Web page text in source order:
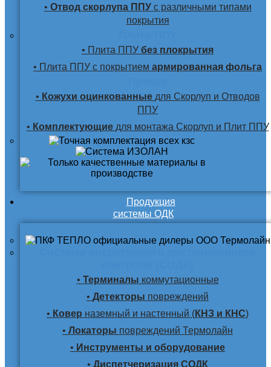
• Отвод скорлупа ППУс различными типами
покрытия
• Плита ППУ без плокрытия
• Плита ППУ с покрытием армированная фольга
• Кожухи оцинкованные для Скорлуп и Отводов
ППУ
• Комплектующие для монтажа Скорлуп и Плит ППУ
Продукция
системы ОДК
• Терминалы коммутационные
• Детекторы повреждений
• Ковер наземный и настенный (КНЗ и КНС)
• Локаторы повреждений Термолайн
• Инструменты и оборудование
• Диспетчеризация СОДК